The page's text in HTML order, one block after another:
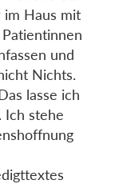
im Haus mit
und
Nichts.
lasse ich
Ich stehe